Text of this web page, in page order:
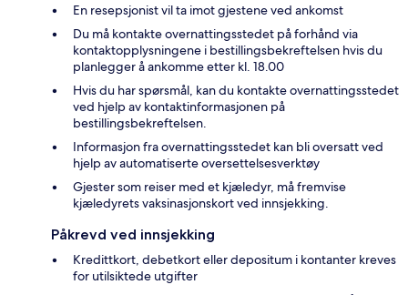
En resepsjonist vil ta imot gjestene ved ankomst
Du må kontakte overnattingsstedet på forhånd via
kontaktopplysningene i bestillingsbekreftelsen hvis du
planlegger å ankomme etter kl. 18.00
Hvis du har spørsmål, kan du kontakte overnattingsstedet
ved hjelp av kontaktinformasjonen på
bestillingsbekreftelsen.
Informasjon fra overnattingsstedet kan bli oversatt ved
hjelp av automatiserte oversettelsesverktøy
Gjester som reiser med et kjæledyr, må fremvise
kjæledyrets vaksinasjonskort ved innsjekking.
Påkrevd ved innsjekking
Kredittkort, debetkort eller depositum i kontanter kreves
for utilsiktede utgifter